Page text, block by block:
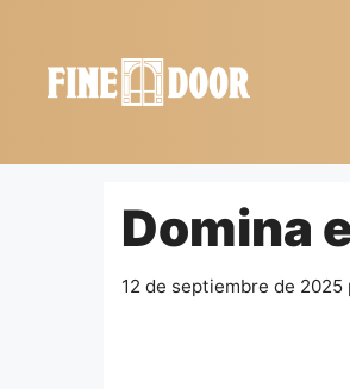
contenido
Domina
12 de septiembre de 2025